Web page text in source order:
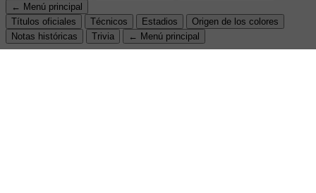
← Menú principal
Títulos oficiales
Técnicos Estadios
Origen de los colores
Notas históricas
Trivia ← Menú principal